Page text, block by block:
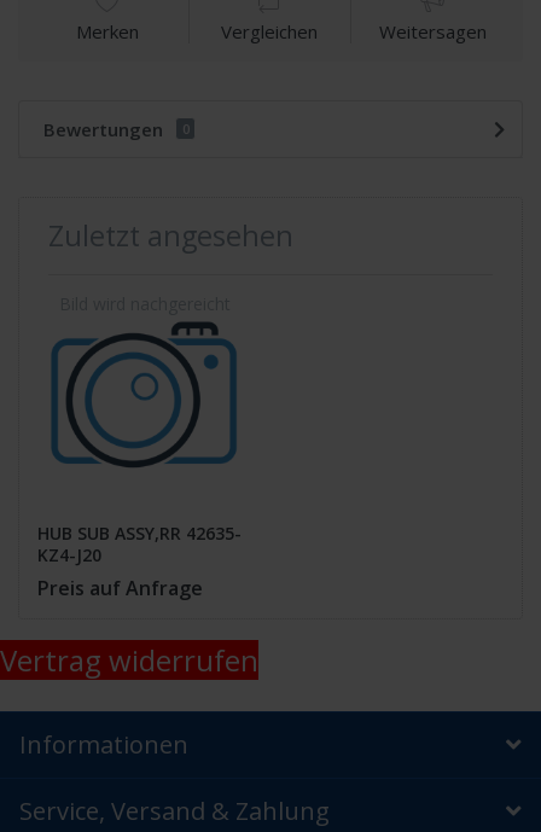
Merken Vergleichen Weitersagen
Bewertungen 0
Zuletzt angesehen
HUB SUB ASSY,RR 42635-
KZ4-J20
Preis auf Anfrage
Vertrag widerrufen
Informationen
Service, Versand & Zahlung